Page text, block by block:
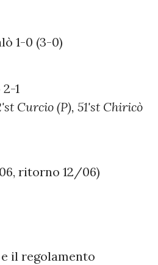
1-0 (3-0)
1
Curcio (P), 51'st Chiricò
ritorno 12/06)
il regolamento